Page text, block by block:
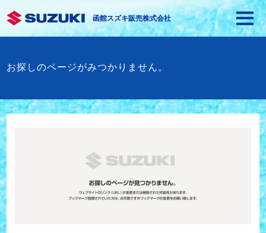
函館スズキ販売株式会社
お探しのページがみつかりません。